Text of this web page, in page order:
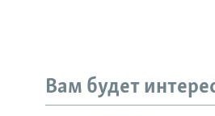
Вам будет